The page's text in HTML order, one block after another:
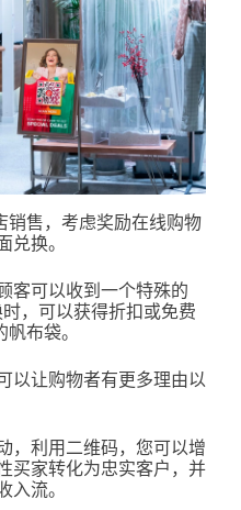
销售，考虑奖励在线购物
换。
客可以收到一个特殊的
，可以获得折扣或免费
布袋。
以让购物者有更多理由以
，利用二维码，您可以增
买家转化为忠实客户，并
流。